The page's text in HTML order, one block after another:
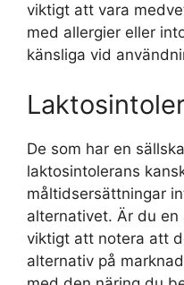
viktigt att vara
med allergier eller
känsliga vid
De som har en
laktosintolerans
måltidsersättningar
alternativet. Är du
viktigt att notera att
alternativ på